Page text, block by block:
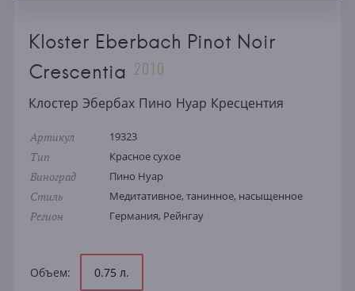
Kloster Eberbach Pinot Noir
Crescentia 2010
Клостер Эбербах Пино Нуар Кресцентия
Артикул 19323
Тип Красное сухое
Виноград Пино Нуар
Стиль Медитативное, танинное, насыщенное
Регион Германия, Рейнгау
Объем: 0.75 л.